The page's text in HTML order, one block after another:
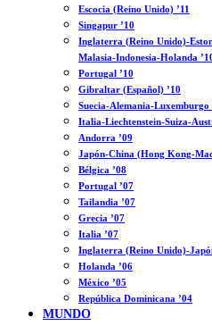
Escocia (Reino Unido) ’11
Singapur ’10
Inglaterra (Reino Unido)-
Malasia-Indonesia-Holanda
Portugal ’10
Gibraltar (Español) ’10
Suecia-Alemania-Luxemburgo
Italia-Liechtenstein-Suiza-
Andorra ’09
Japón-China (Hong Kong-
Bélgica ’08
Portugal ’07
Tailandia ’07
Grecia ’07
Italia ’07
Inglaterra (Reino Unido)-
Holanda ’06
México ’05
República Dominicana ’04
MUNDO